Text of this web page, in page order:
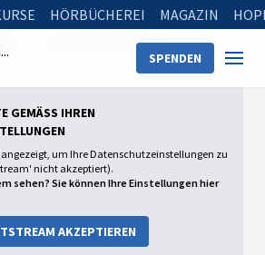
HÖRBÜCHEREI MAGAZIN
SPENDEN
Leben & Gesundheit
GEMÄSS IHREN D
um Ihre Datenschutzeinstellungen zu
nicht akzeptiert).
sehen? Sie können Ihre Einstellungen hier
AKZEPTIEREN